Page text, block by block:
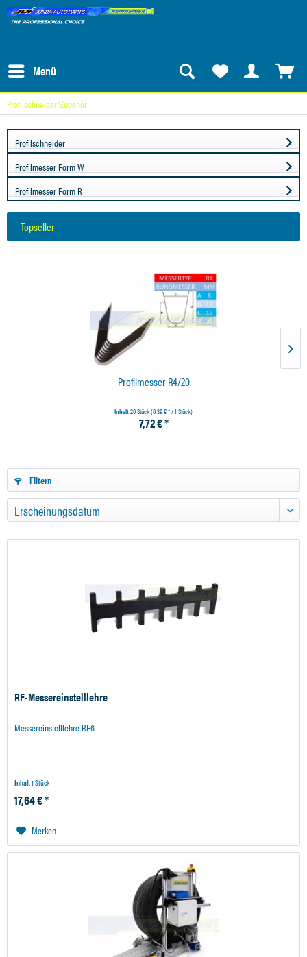
Menü
Profilschneider/Zubehör
Profilschneider
Profilmesser Form W
Profilmesser Form R
Topseller
Profilmesser R4/20
Inhalt20 Stück(0,39 € * / 1 Stück)
7,72 € *
Filtern
RF-Messereinstelllehre
Messereinstelllehre RF6
Inhalt1 Stück
17,64 € *
Merken